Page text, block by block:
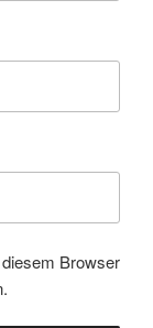
Browser